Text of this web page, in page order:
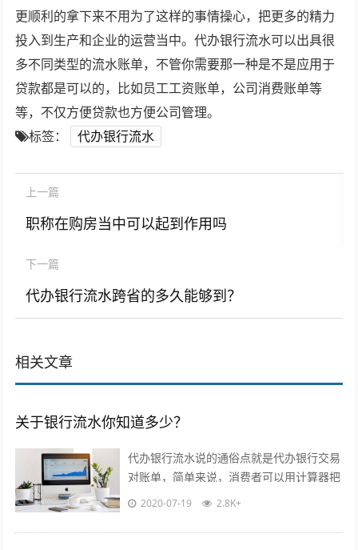
更顺利的拿下来不用为了这样的事情操心，把更多的精力
投入到生产和企业的运营当中。代办银行流水可以出具很
多不同类型的流水账单，不管你需要那一种是不是应用于
贷款都是可以的，比如员工工资账单，公司消费账单等
等，不仅方便贷款也方便公司管理。
标签：
代办银行流水
上一篇
职称在购房当中可以起到作用吗
下一篇
代办银行流水跨省的多久能够到？
相关文章
关于银行流水你知道多少？
代办银行流水说的通俗点就是代办银行交易
对账单，简单来说，消费者可以用计算器把
银行流水中借款一栏中的数字加起来，基本
2020-07-19 2.8K+